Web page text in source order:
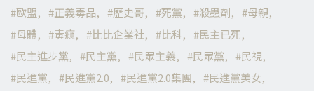
歐盟
正義毒品 歷史哥 死黨 殺蟲劑
母親
母體
毒癮 比比企業社 比科
民主已死
民主進步黨
民主黨 民眾主義 民眾黨
民視
民進黨
民進黨2.0 民進黨2.0集團
民進黨美女